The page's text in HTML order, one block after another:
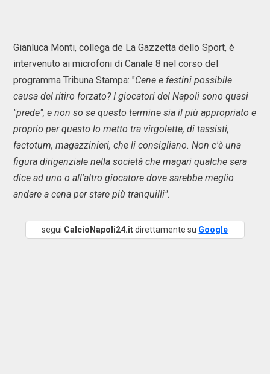
Gianluca Monti, collega de La Gazzetta dello Sport, è
intervenuto ai microfoni di Canale 8 nel corso del
programma Tribuna Stampa: "Cene e festini possibile
causa del ritiro forzato? I giocatori del Napoli sono quasi
"prede", e non so se questo termine sia il più appropriato e
proprio per questo lo metto tra virgolette, di tassisti,
factotum, magazzinieri, che li consigliano. Non c'è una
figura dirigenziale nella società che magari qualche sera
dice ad uno o all'altro giocatore dove sarebbe meglio
andare a cena per stare più tranquilli".
segui CalcioNapoli24.itdirettamente su Google